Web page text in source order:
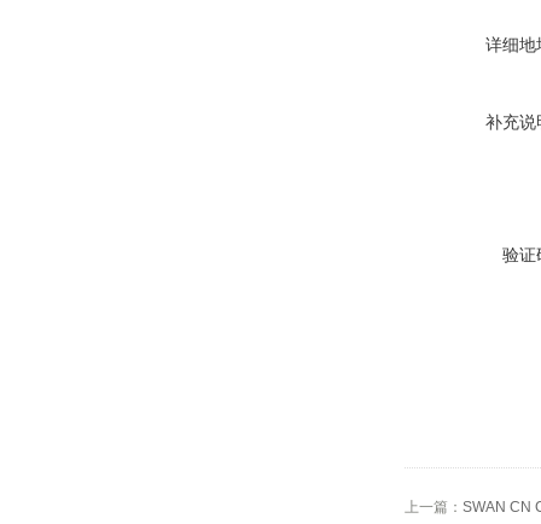
详细地
补充说
验证
上一篇： SWAN CN